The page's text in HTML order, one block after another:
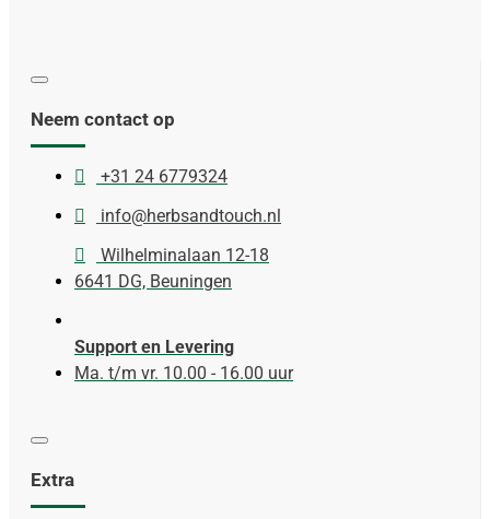
Neem contact op
+31 24 6779324
info@herbsandtouch.nl
Wilhelminalaan 12-18
6641 DG, Beuningen
Support en Levering
Ma. t/m vr. 10.00 - 16.00 uur
Extra